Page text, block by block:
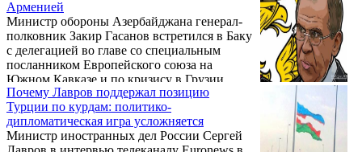
Эрдоганом. Потом турецкие СМИ со
ссылкой на телефонный разговор Эрдогана
...
Подводя итоги встречи, многолетний
председатель конференции немецкий
дипломат Вольфганг Ишингер заявил, что
«участникам не удалось приблизиться к
разрешению всех стоящих перед
современным миром вызовов».
Арменией
Министр обороны Азербайджана генерал-
полковник Закир Гасанов встретился в Баку
с делегацией во главе со специальным
посланником Европейского союза на
Южном Кавказе и по кризису в Грузии
Тойво Клааром. Говоря о перспективах
урегулирования нагорно-карабахского
конфликта, генерал заявил, что
«вооруженные армии Азербайджана и
Почему Лавров поддержал позицию
Турции по курдам: политико-
дипломатическая игра усложняется
Министр иностранных дел России Сергей